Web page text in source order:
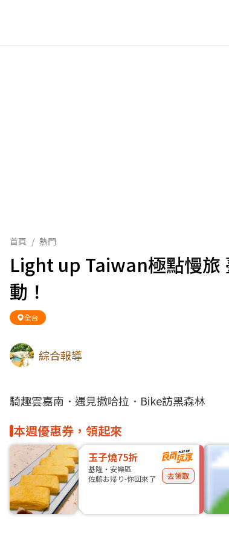
首頁 / 熱門
Light up Taiwan極點慢旅
動！
全台
綜合報導
騎趣雲嘉南．遇見撒哈拉．Bike訪黑森林
本週優惠券，領起來
玉子燒75折
基隆・安樂區
佐藤お帰り-你回來了
去領取